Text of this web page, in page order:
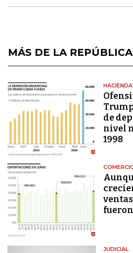
MÁS DE LA REPÚBLICA
HACIENDA
de
nivel
1998
JUDICIAL